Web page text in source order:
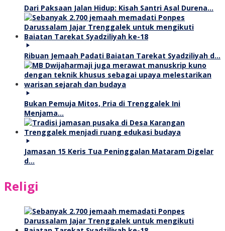
Dari Paksaan Jalan Hidup: Kisah Santri Asal Durena…
Ribuan Jemaah Padati Baiatan Tarekat Syadziliyah d…
Bukan Pemuja Mitos, Pria di Trenggalek Ini
Menjama…
Jamasan 15 Keris Tua Peninggalan Mataram Digelar
d…
Religi